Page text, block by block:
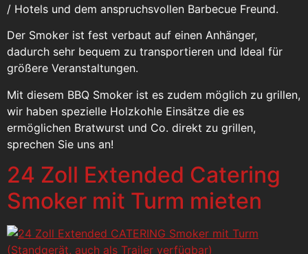
/ Hotels und dem anspruchsvollen Barbecue Freund.
Der Smoker ist fest verbaut auf einen Anhänger,
dadurch sehr bequem zu transportieren und Ideal für
größere Veranstaltungen.
Mit diesem BBQ Smoker ist es zudem möglich zu grillen,
wir haben spezielle Holzkohle Einsätze die es
ermöglichen Bratwurst und Co. direkt zu grillen,
sprechen Sie uns an!
24 Zoll Extended Catering
Smoker mit Turm mieten